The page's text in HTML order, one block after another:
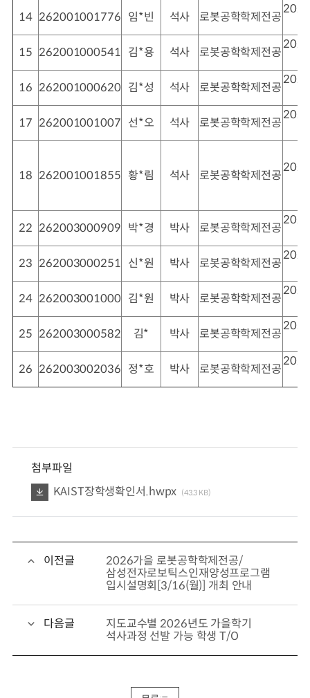
14 262001001776 임*빈 석사 로봇공학학제전공
15 262001000541 김*용 석사 로봇공학학제전공
16 262001000620 김*성 석사 로봇공학학제전공
17 262001001007 선*오 석사 로봇공학학제전공
18 262001001855 황*림 석사 로봇공학학제전공
22 262003000909 박*경 박사 로봇공학학제전공
23 262003000251 신*원 박사 로봇공학학제전공
24 262003001000 김*원 박사 로봇공학학제전공
25 262003000582 김* 박사 로봇공학학제전공
26 262003002036 정*호 박사 로봇공학학제전공
첨부파일
KAIST장학생확인서.hwpx
(43.3 KB)
이전글
2026가을 로봇공학학제전공/
삼성전자로보틱스인재양성프로그램
입시설명회[3/16(월)] 개최 안내
다음글
지도교수별 2026년도 가을학기
석사과정 선발 가능 학생 T/O